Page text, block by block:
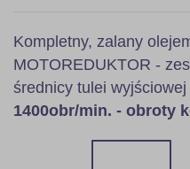
Kompletny, zalany
MOTOREDUKTOR -
średnicy tulei
1400obr/min. - obroty